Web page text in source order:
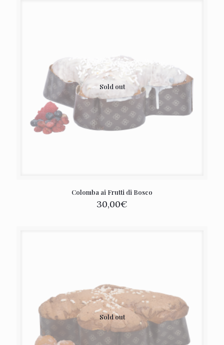
Sold out
Colomba ai Frutti di Bosco
30,00€
Sold out